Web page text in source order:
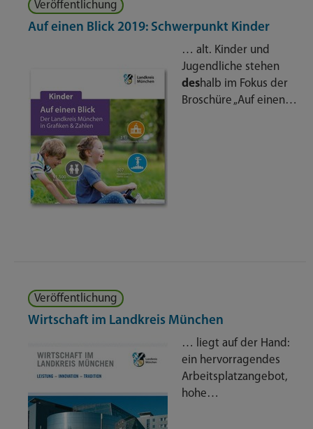
Veröffentlichung
Auf einen Blick 2019: Schwerpunkt Kinder
… alt. Kinder und
Jugendliche stehen
deshalb im Fokus der
Broschüre „Auf einen…
Veröffentlichung
Wirtschaft im Landkreis München
… liegt auf der Hand:
ein hervorragendes
Arbeitsplatzangebot,
hohe…